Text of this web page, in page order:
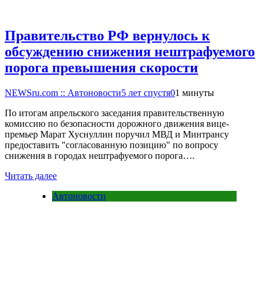
Правительство РФ вернулось к
обсуждению снижения нештрафуемого
порога превышения скорости
NEWSru.com :: Автоновости5 лет спустя01 минуты
По итогам апрельского заседания правительственную
комиссию по безопасности дорожного движения вице-
премьер Марат Хуснуллин поручил МВД и Минтрансу
предоставить "согласованную позицию" по вопросу
снижения в городах нештрафуемого порога….
Читать далее
Автоновости